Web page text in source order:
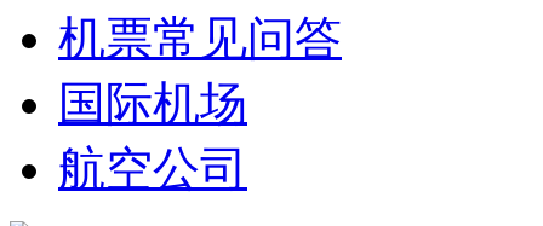
机票常见问答
国际机场
航空公司